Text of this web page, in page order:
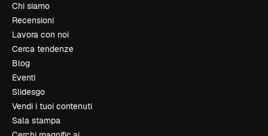
Chi siamo
Recensioni
Lavora con noi
Cerca tendenze
Blog
Eventi
Slidesgo
Vendi i tuoi contenuti
Sala stampa